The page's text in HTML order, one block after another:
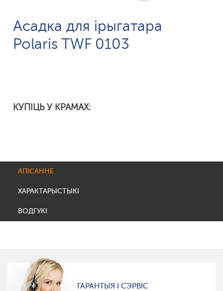
Асадка для ірыгатара
Polaris TWF 0103
КУПІЦЬ У КРАМАХ:
АПІСАННЕ
ХАРАКТАРЫСТЫКІ
ВОДГУКІ
ГАРАНТЫЯ І СЭРВІС